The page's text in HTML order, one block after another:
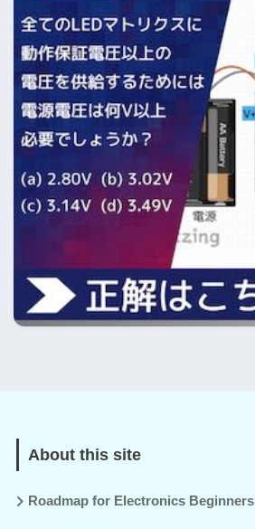
About this site
Roadmap for Electronics Beginners